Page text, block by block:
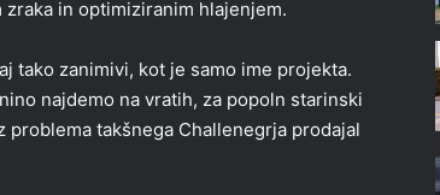
in optimiziranim hlajenjem.
tako zanimivi, kot je samo ime projekta.
najdemo na vratih, za popoln starinski
takšnega Challenegrja prodajal